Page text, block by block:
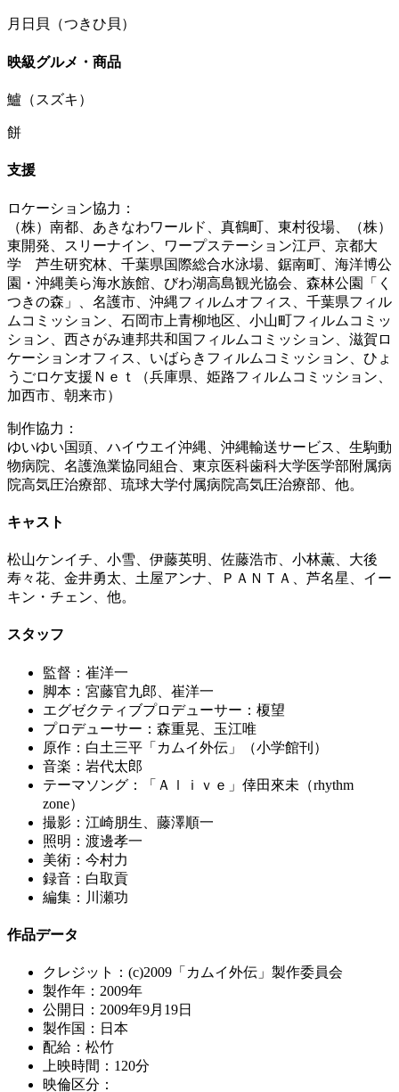
月日貝（つきひ貝）
映級グルメ・商品
鱸（スズキ）
餅
支援
ロケーション協力：
（株）南都、あきなわワールド、真鶴町、東村役場、（株）
東開発、スリーナイン、ワープステーション江戸、京都大
学 芦生研究林、千葉県国際総合水泳場、鋸南町、海洋博公
園・沖縄美ら海水族館、びわ湖高島観光協会、森林公園「く
つきの森」、名護市、沖縄フィルムオフィス、千葉県フィル
ムコミッション、石岡市上青柳地区、小山町フィルムコミッ
ション、西さがみ連邦共和国フィルムコミッション、滋賀ロ
ケーションオフィス、いばらきフィルムコミッション、ひょ
うごロケ支援Ｎｅｔ（兵庫県、姫路フィルムコミッション、
加西市、朝来市）
制作協力：
ゆいゆい国頭、ハイウエイ沖縄、沖縄輸送サービス、生駒動
物病院、名護漁業協同組合、東京医科歯科大学医学部附属病
院高気圧治療部、琉球大学付属病院高気圧治療部、他。
キャスト
松山ケンイチ、小雪、伊藤英明、佐藤浩市、小林薫、大後
寿々花、金井勇太、土屋アンナ、ＰＡＮＴＡ、芦名星、イー
キン・チェン、他。
スタッフ
監督：崔洋一
脚本：宮藤官九郎、崔洋一
エグゼクティブプロデューサー：榎望
プロデューサー：森重晃、玉江唯
原作：白土三平「カムイ外伝」（小学館刊）
音楽：岩代太郎
テーマソング：「Ａｌｉｖｅ」倖田來未（rhythm
zone）
撮影：江崎朋生、藤澤順一
照明：渡邊孝一
美術：今村力
録音：白取貢
編集：川瀬功
作品データ
クレジット：(c)2009「カムイ外伝」製作委員会
製作年：2009年
公開日：2009年9月19日
製作国：日本
配給：松竹
上映時間：120分
映倫区分：